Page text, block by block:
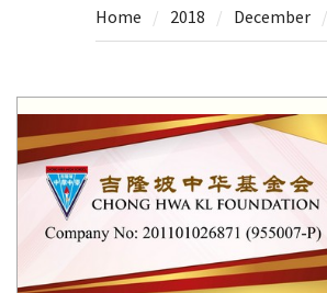
Home 2018 December